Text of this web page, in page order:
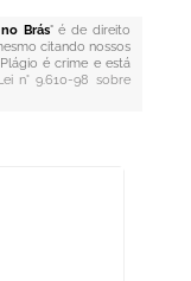
Brás" é de direito
citando nossos
é crime e está
n° 9.610-98 sobre